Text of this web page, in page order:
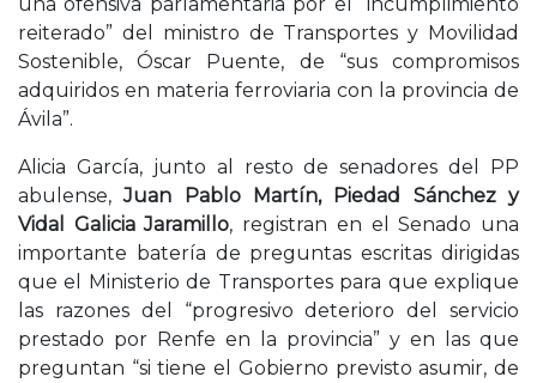
reiterado” del ministro de Transportes y Movilidad
Sostenible, Óscar Puente, de “sus compromisos
adquiridos en materia ferroviaria con la provincia de
Ávila”.
Alicia García, junto al resto de senadores del PP
abulense,Juan Pablo Martín, Piedad Sánchez y
Vidal Galicia Jaramillo, registran en el Senado una
importante batería de preguntas escritas dirigidas
que el Ministerio de Transportes para que explique
las razones del “progresivo deterioro del servicio
prestado por Renfe en la provincia” y en las que
preguntan “si tiene el Gobierno previsto asumir, de